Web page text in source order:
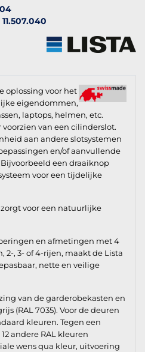
oplossing voor het
eigendommen,
laptops, helmen, etc.
van een cilinderslot.
aan andere slotsystemen
en/of aanvullende
een draaiknop
voor een tijdelijke
voor een natuurlijke
en afmetingen met 4
2-, 3- of 4-rijen, maakt de Lista
nette en veilige
van de garderobekasten en
(RAL 7035). Voor de deuren
kleuren. Tegen een
andere RAL kleuren
wens qua kleur, uitvoering